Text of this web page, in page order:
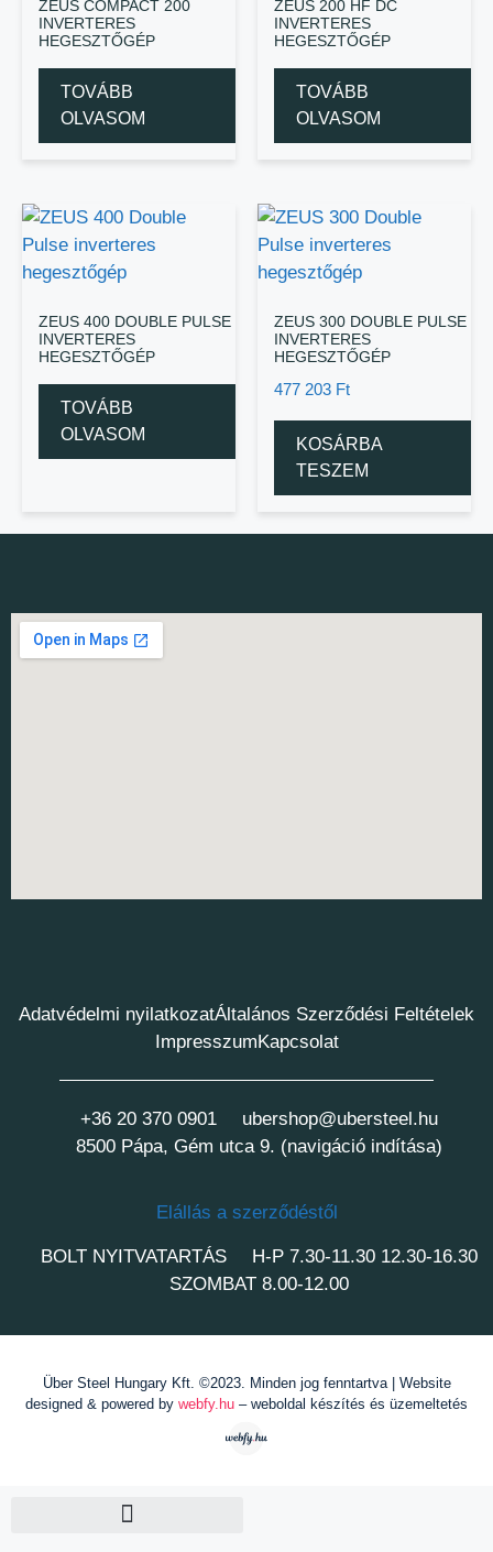
ZEUS COMPACT 200
INVERTERES
HEGESZTŐGÉP
TOVÁBB
OLVASOM
ZEUS 200 HF DC
INVERTERES
HEGESZTŐGÉP
TOVÁBB
OLVASOM
ZEUS 400 DOUBLE PULSE
INVERTERES
HEGESZTŐGÉP
TOVÁBB
OLVASOM
ZEUS 300 DOUBLE PULSE
INVERTERES
HEGESZTŐGÉP
477 203 Ft
KOSÁRBA
TESZEM
Adatvédelmi nyilatkozatÁltalános Szerződési Feltételek
Impresszum Kapcsolat
+36 20 370 0901
ubershop@ubersteel.hu
8500 Pápa, Gém utca 9. (navigáció indítása)
Elállás a szerződéstől
BOLT NYITVATARTÁS
H-P 7.30-11.30 12.30-16.30
SZOMBAT 8.00-12.00
Über Steel Hungary Kft. ©2023. Minden jog fenntartva | Website
designed & powered by webfy.hu – weboldal készítés és üzemeltetés